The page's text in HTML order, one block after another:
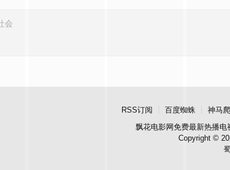
RSS订阅 百度蜘蛛 神马
飘花电影网免费最新热播电
Copyright ©